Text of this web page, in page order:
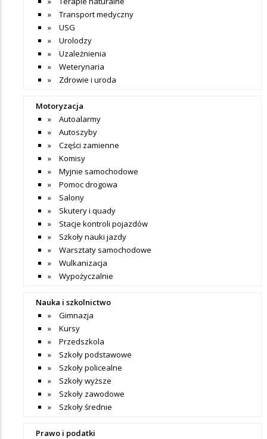
Transport medyczny
USG
Urolodzy
Uzależnienia
Weterynaria
Zdrowie i uroda
Motoryzacja
Autoalarmy
Autoszyby
Części zamienne
Komisy
Myjnie samochodowe
Pomoc drogowa
Salony
Skutery i quady
Stacje kontroli pojazdów
Szkoły nauki jazdy
Warsztaty samochodowe
Wulkanizacja
Wypożyczalnie
Nauka i szkolnictwo
Gimnazja
Kursy
Przedszkola
Szkoły podstawowe
Szkoły policealne
Szkoły wyższe
Szkoły zawodowe
Szkoły średnie
Prawo i podatki